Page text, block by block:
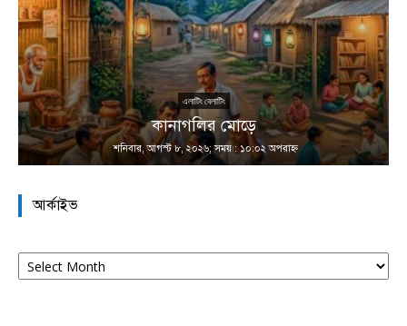
এলাটিং বেলাটিং
কানাগলির মোড়ে
শনিবার, আগস্ট ৮, ২০২৬; সময় : ১০:০২ অপরাহ্ণ
আর্কাইভ
আর্কাইভ